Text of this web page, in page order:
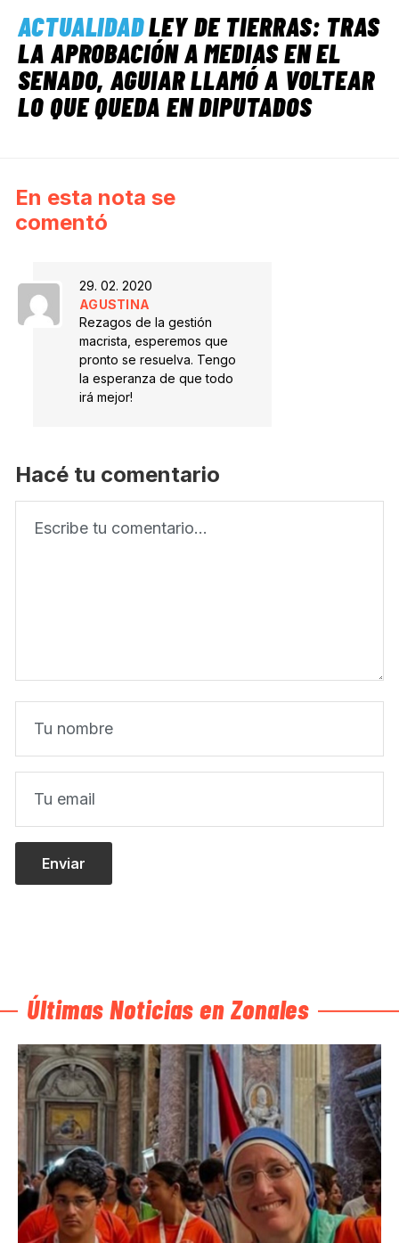
ACTUALIDADLEY DE TIERRAS: TRAS
LA APROBACIÓN A MEDIAS EN EL
SENADO, AGUIAR LLAMÓ A VOLTEAR
LO QUE QUEDA EN DIPUTADOS
En esta nota se
comentó
29. 02. 2020
AGUSTINA
Rezagos de la gestión
macrista, esperemos que
pronto se resuelva. Tengo
la esperanza de que todo
irá mejor!
Hacé tu comentario
Últimas Noticias en Zonales